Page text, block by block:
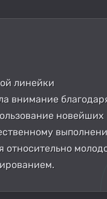
линейки
внимание
новейших
относительно